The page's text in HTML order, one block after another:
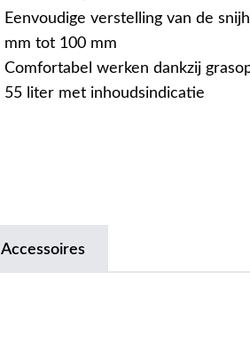
Eenvoudige verstelling van de
mm tot 100 mm
Comfortabel werken dankzij
55 liter met inhoudsindicatie
Accessoires